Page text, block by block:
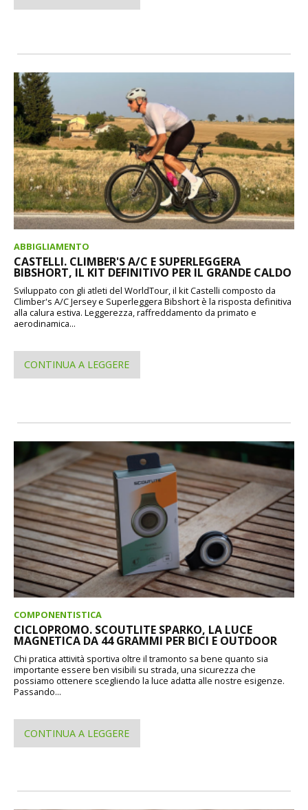
ABBIGLIAMENTO
CASTELLI. CLIMBER'S A/C E SUPERLEGGERA
BIBSHORT, IL KIT DEFINITIVO PER IL GRANDE CALDO
Sviluppato con gli atleti del WorldTour, il kit Castelli composto da
Climber's A/C Jersey e Superleggera Bibshort è la risposta definitiva
alla calura estiva. Leggerezza, raffreddamento da primato e
aerodinamica...
CONTINUA A LEGGERE
COMPONENTISTICA
CICLOPROMO. SCOUTLITE SPARKO, LA LUCE
MAGNETICA DA 44 GRAMMI PER BICI E OUTDOOR
Chi pratica attività sportiva oltre il tramonto sa bene quanto sia
importante essere ben visibili su strada, una sicurezza che
possiamo ottenere scegliendo la luce adatta alle nostre esigenze.
Passando...
CONTINUA A LEGGERE